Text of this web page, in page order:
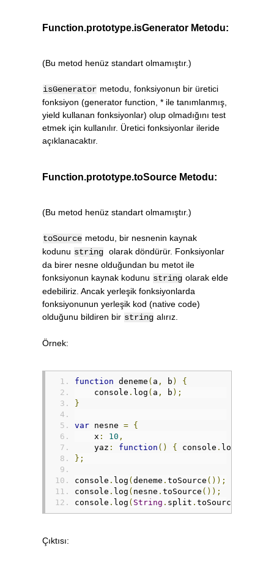
Function.prototype.isGenerator Metodu:
(Bu metod henüz standart olmamıştır.)
isGenerator metodu, fonksiyonun bir üretici
fonksiyon (generator function, * ile tanımlanmış,
yield kullanan fonksiyonlar) olup olmadığını test
etmek için kullanılır. Üretici fonksiyonlar ileride
açıklanacaktır.
Function.prototype.toSource Metodu:
(Bu metod henüz standart olmamıştır.)
toSource metodu, bir nesnenin kaynak
kodunu string olarak döndürür. Fonksiyonlar
da birer nesne olduğundan bu metot ile
fonksiyonun kaynak kodunu string olarak elde
edebiliriz. Ancak yerleşik fonksiyonlarda
fonksiyonunun yerleşik kod (native code)
olduğunu bildiren bir string alırız.
Örnek:
function deneme ( a , b )
{
    console
. log ( a , b );
}
var nesne = {
    x
: 10 ,
    yaz
: function () { console . log
};
console . log ( deneme . toSource ());
console . log ( nesne . toSource ());
console . log ( String . split . toSource
Çıktısı: